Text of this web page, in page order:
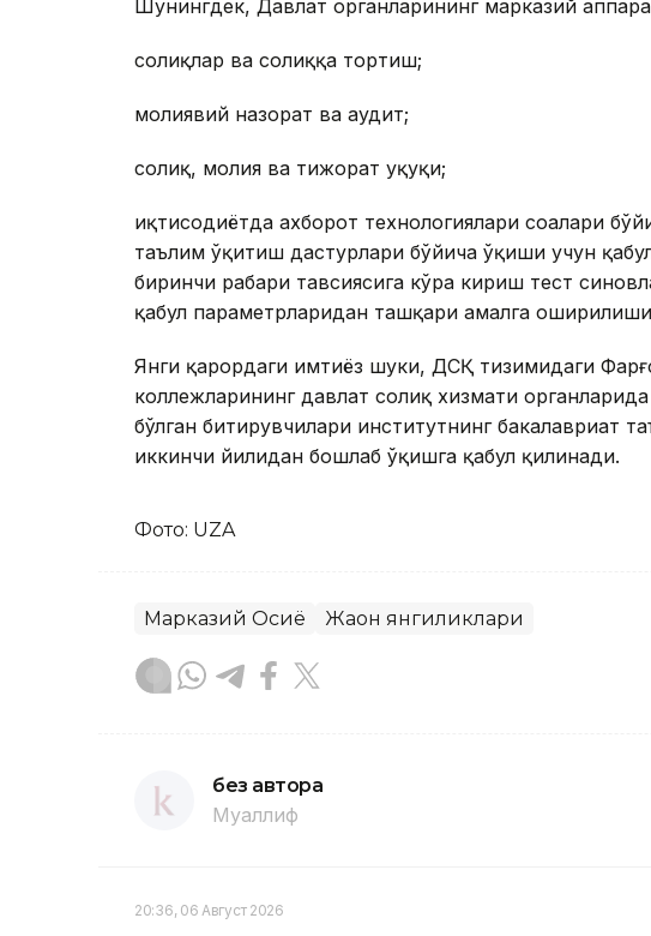
Шунингдек, Давлат органларининг марказий
солиқлар ва солиққа тортиш;
молиявий назорат ва аудит;
солиқ, молия ва тижорат ҳуқуқи;
иқтисодиётда ахборот технологиялари соҳалари
таълим ўқитиш дастурлари бўйича ўқиши учун
биринчи раҳбари тавсиясига кўра кириш тест
қабул параметрларидан ташқари амалга
Янги қарордаги имтиёз шуки, ДСҚ тизимидаги
коллежларининг давлат солиқ хизмати
бўлган битирувчилари институтнинг бакалавриат
иккинчи йилидан бошлаб ўқишга қабул қилинади.
Фото: UZA
Марказий Осиё Жаҳон янгиликлари
без автора
Муаллиф
20:36, 06 Август 2026